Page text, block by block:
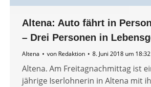
Altena: Auto fährt in
– Drei Personen in
Altena von Redaktion 8. Juni 2018 um 18:32
Altena. Am Freitagnachmittag ist
jährige Iserlohnerin in Altena mit